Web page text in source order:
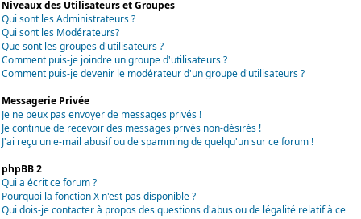
Niveaux des Utilisateurs et Groupes
Qui sont les Administrateurs ?
Qui sont les Modérateurs?
Que sont les groupes d'utilisateurs ?
Comment puis-je joindre un groupe d'utilisateurs ?
Comment puis-je devenir le modérateur d'un groupe d'utilisateurs ?
Messagerie Privée
Je ne peux pas envoyer de messages privés !
Je continue de recevoir des messages privés non-désirés !
J'ai reçu un e-mail abusif ou de spamming de quelqu'un sur ce forum !
phpBB 2
Qui a écrit ce forum ?
Pourquoi la fonction X n'est pas disponible ?
Qui dois-je contacter à propos des questions d'abus ou de légalité relatif à ce